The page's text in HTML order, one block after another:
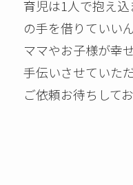
育児は1人で抱え
の手を借りていい
ママやお子様が幸
手伝いさせていた
ご依頼お待ちして